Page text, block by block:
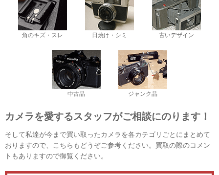
角のキズ・スレ 日焼け・シミ 古いデザイン
中古品 ジャンク品
カメラを愛するスタッフがご相談にのります！
そして私達が今まで買い取ったカメラを各カテゴリごとにまとめて
おりますので、こちらもどうぞご参考ください。買取の際のコメン
トもありますので御覧ください。